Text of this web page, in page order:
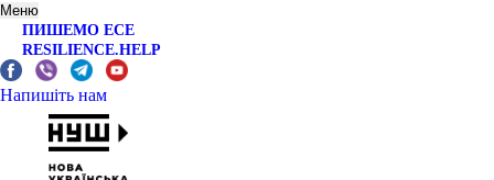
Меню
ПИШЕМО ЕСЕ
RESILIENCE.HELP
Напишіть нам